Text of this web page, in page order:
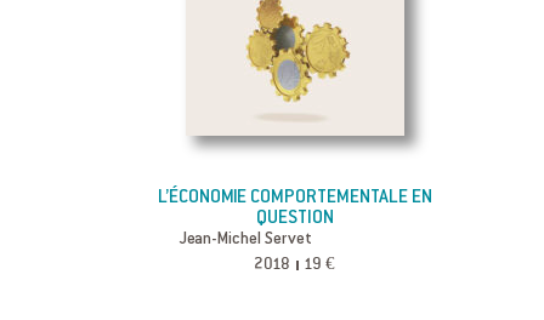
L’ÉCONOMIE COMPORTEMENTALE EN
QUESTION
Jean-Michel Servet
2018 19 €